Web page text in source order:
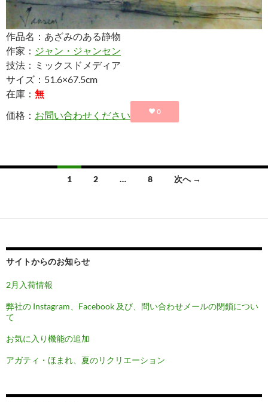
作品名：あざみのある静物
作家： ジャン・ジャンセン
技法：ミックスドメディア
サイズ：51.6×67.5cm
在庫： 無
価格： お問い合わせください 0
ナ
ゲ
ー
シ
ョ
ン
1 2 … 8 次へ →
サイトからのお知らせ
2月入荷情報
弊社の Instagram、Facebook 及び、問い合わせメールの閉鎖につい
て
お気に入り機能の追加
アガティ・ほまれ、夏のリクリエーション